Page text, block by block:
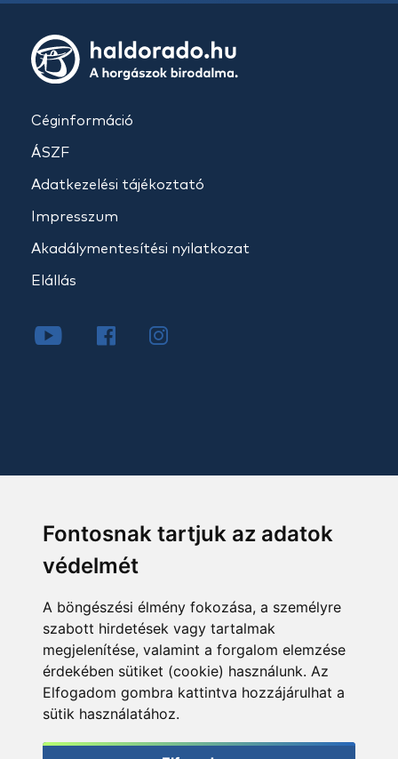
Fontosnak tartjuk az adatok
védelmét
A böngészési élmény fokozása, a személyre
szabott hirdetések vagy tartalmak
megjelenítése, valamint a forgalom elemzése
érdekében sütiket (cookie) használunk. Az
Elfogadom gombra kattintva hozzájárulhat a
sütik használatához.
Céginformáció
ÁSZF
Adatkezelési tájékoztató
Impresszum
Akadálymentesítési nyilatkozat
Elállás